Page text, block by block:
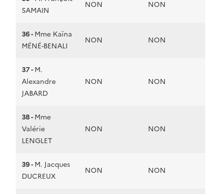
SAMAIN
NON NON
36 -Mme Kaïna
MÉNÉ-BENALI
NON NON
37 -M.
Alexandre
JABARD
NON NON
38 -Mme
Valérie
LENGLET
NON NON
39 -M. Jacques
DUCREUX
NON NON